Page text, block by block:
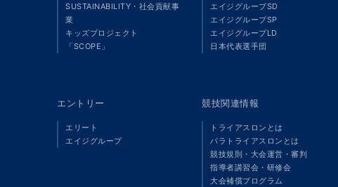
SUSTAINABILITY・社会貢献事
業
キッズプロジェクト
「SCOPE」
エイジグループSD
エイジグループSP
エイジグループLD
日本代表選手団
エントリー
エリート
エイジグループ
競技関連情報
トライアスロンとは
パラトライアスロンとは
競技規則・大会運営・審判
指導者講習会・研修会
大会補償プログラム